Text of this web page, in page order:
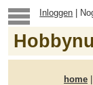
Inloggen |
home